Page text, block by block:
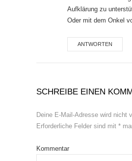
Aufklärung zu
Oder mit dem Onkel
ANTWORTEN
SCHREIBE EINEN
Deine E-Mail-Adresse wird nicht
Erforderliche Felder sind mit *
Kommentar